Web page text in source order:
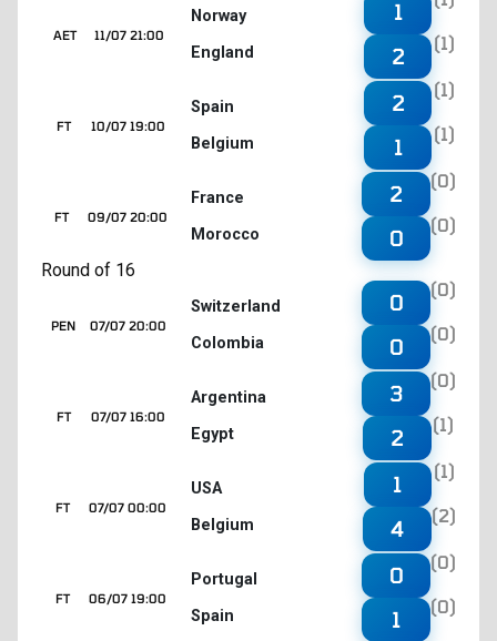
11/07 21:00
AET
Norway
England
1
2
(1)
10/07 19:00
FT
Spain
Belgium
2
(1)
1
(1)
09/07 20:00
FT
France
Morocco
2
(0)
0
(0)
Round of 16
07/07 20:00
PEN
Switzerland
Colombia
0
(0)
0
(0)
07/07 16:00
FT
Argentina
Egypt
3
(0)
2
(1)
07/07 00:00
FT
USA
Belgium
1
(1)
4
(2)
06/07 19:00
FT
Portugal
Spain
0
(0)
1
(0)